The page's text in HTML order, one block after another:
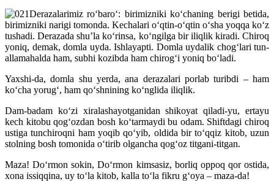
Derazalarimiz roʻbaroʻ: birimizniki koʻchaning berigi betida,
birimizniki narigi tomonda. Kechalari oʻqtin-oʻqtin oʻsha yoqqa koʻz
tushadi. Derazada shuʼla koʻrinsa, koʻngilga bir iliqlik kiradi. Chiroq
yoniq, demak, domla uyda. Ishlayapti. Domla uydalik chogʻlari tun-
allamahalda ham, subhi kozibda ham chirogʻi yoniq boʻladi.
Yaxshi-da, domla shu yerda, ana derazalari porlab turibdi – ham
koʻcha yorugʻ, ham qoʻshnining koʻnglida iliqlik.
Dam-badam koʻzi xiralashayotganidan shikoyat qiladi-yu, ertayu
kech kitobu qogʻozdan bosh koʻtarmaydi bu odam. Shiftdagi chiroq
ustiga tunchiroqni ham yoqib qoʻyib, oldida bir toʻqqiz kitob, uzun
stolning bosh tomonida oʻtirib olgancha qogʻoz titgani-titgan.
Maza! Doʻrmon sokin, Doʻrmon kimsasiz, borliq oppoq qor ostida,
xona issiqqina, uy toʻla kitob, kalla toʻla fikru gʻoya – maza-da!